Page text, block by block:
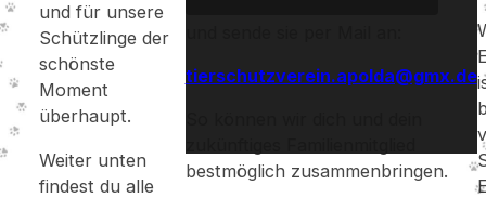
und für unsere
Schützlinge der
schönste
Moment
überhaupt.
Weiter unten
findest du alle
tierschutzverein.apolda@gmx.de
bestmöglich zusammenbringen.